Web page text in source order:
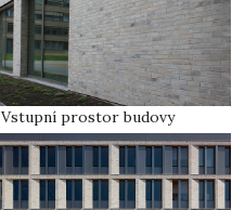
Vstupní prostor budovy